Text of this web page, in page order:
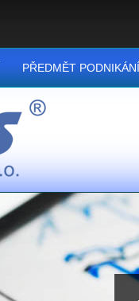
PŘEDMĚT PODNIKÁNÍ